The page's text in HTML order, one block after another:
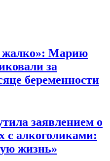
жалко»: Марию
за
беременности
заявлением о
алкоголиками:
жизнь»